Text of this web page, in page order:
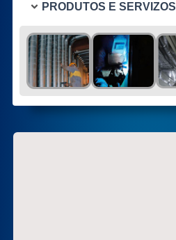
PRODUTOS E SERVIZOS